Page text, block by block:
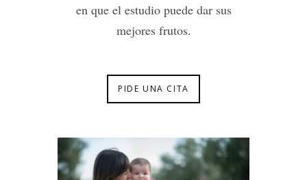
en que el estudio puede dar sus
mejores frutos.
PIDE UNA CITA